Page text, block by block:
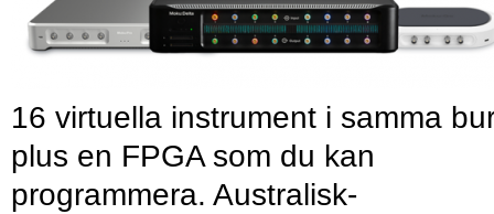
16 virtuella instrument i samma
plus en FPGA som du kan
programmera. Australisk-